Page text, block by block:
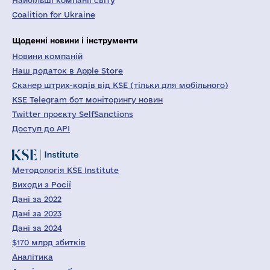
Coalition for Ukraine
Щоденні новини і інструменти
Новини компаній
Наш додаток в Apple Store
Сканер штрих-кодів від KSE (тільки для мобільного)
KSE Telegram бот моніторингу новин
Twitter проєкту SelfSanctions
Доступ до API
Методологія KSE Institute
Виходи з Росії
Дані за 2022
Дані за 2023
Дані за 2024
$170 млрд збитків
Аналітика